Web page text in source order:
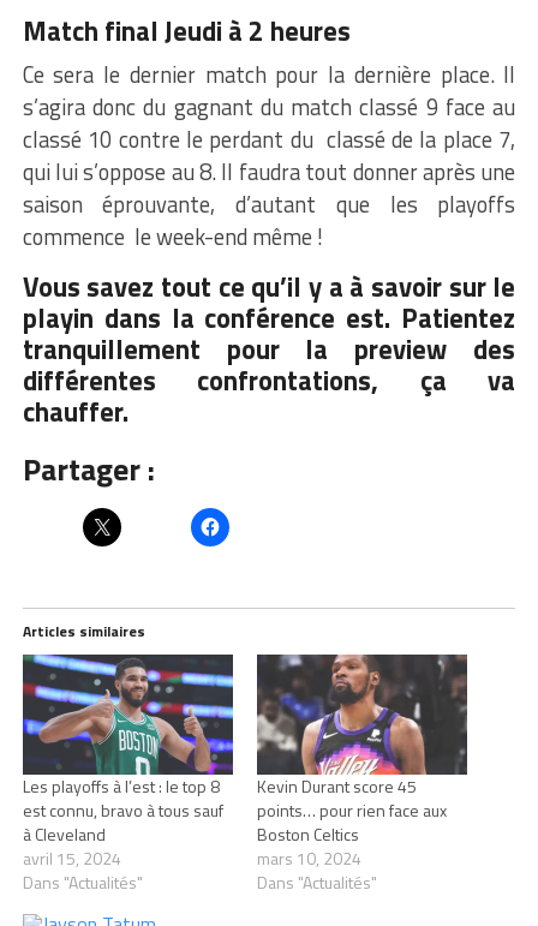
Match final Jeudi à 2 heures
Ce sera le dernier match pour la dernière place. Il
s’agira donc du gagnant du match classé 9 face au
classé 10 contre le perdant du classé de la place 7,
qui lui s’oppose au 8. Il faudra tout donner après une
saison éprouvante, d’autant que les playoffs
commence le week-end même !
Vous savez tout ce qu’il y a à savoir sur le
playin dans la conférence est. Patientez
tranquillement pour la preview des
différentes confrontations, ça va
chauffer.
Partager :
Articles similaires
Les playoffs à l’est : le top 8
est connu, bravo à tous sauf
à Cleveland
avril 15, 2024
Dans "Actualités"
Kevin Durant score 45
points… pour rien face aux
Boston Celtics
mars 10, 2024
Dans "Actualités"